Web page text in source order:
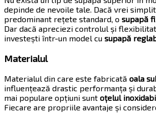
depinde de nevoile tale. Dacă vrei
predominant rețete standard, o supapă
Dar dacă apreciezi controlul și
investești într-un model cu supapă
Materialul
Materialul din care este fabricată oala
influențează drastic performanța și
mai populare opțiuni sunt oțelul
Fiecare are propriile avantaje și